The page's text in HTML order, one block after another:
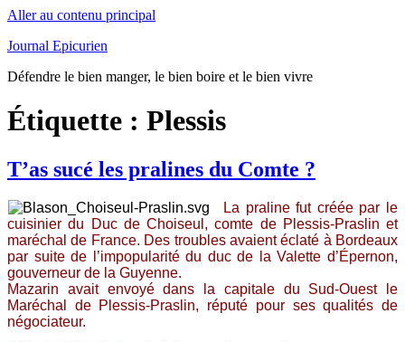
Aller au contenu principal
Journal Epicurien
Défendre le bien manger, le bien boire et le bien vivre
Étiquette : Plessis
T’as sucé les pralines du Comte ?
La praline fut créée par le
cuisinier du Duc de Choiseul, comte de Plessis-Praslin et
maréchal de France. Des troubles avaient éclaté à Bordeaux
par suite de l’impopularité du duc de la Valette d’Épernon,
gouverneur de la Guyenne.
Mazarin avait envoyé dans la capitale du Sud-Ouest le
Maréchal de Plessis-Praslin, réputé pour ses qualités de
négociateur.